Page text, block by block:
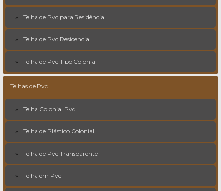
Telha de Pvc para Residência
Telha de Pvc Residencial
Telha de Pvc Tipo Colonial
Telhas de Pvc
Telha Colonial Pvc
Telha de Plástico Colonial
Telha de Pvc Transparente
Telha em Pvc